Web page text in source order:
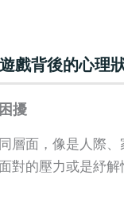
戲背後的心理
擾
層面，像是人際
對的壓力或是紓解